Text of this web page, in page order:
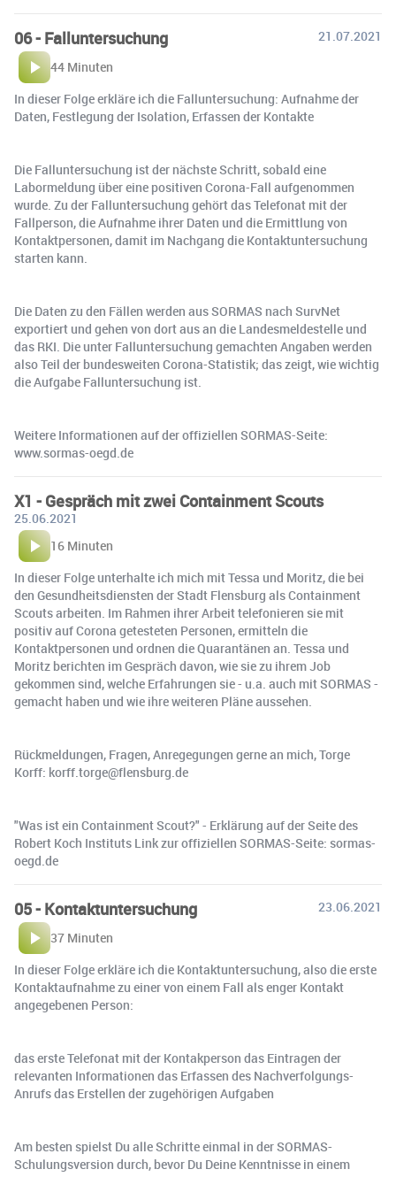
06 - Falluntersuchung
21.07.2021
44 Minuten
In dieser Folge erkläre ich die Falluntersuchung: Aufnahme der
Daten, Festlegung der Isolation, Erfassen der Kontakte
Die Falluntersuchung ist der nächste Schritt, sobald eine
Labormeldung über eine positiven Corona-Fall aufgenommen
wurde. Zu der Falluntersuchung gehört das Telefonat mit der
Fallperson, die Aufnahme ihrer Daten und die Ermittlung von
Kontaktpersonen, damit im Nachgang die Kontaktuntersuchung
starten kann.
Die Daten zu den Fällen werden aus SORMAS nach SurvNet
exportiert und gehen von dort aus an die Landesmeldestelle und
das RKI. Die unter Falluntersuchung gemachten Angaben werden
also Teil der bundesweiten Corona-Statistik; das zeigt, wie wichtig
die Aufgabe Falluntersuchung ist.
Weitere Informationen auf der offiziellen SORMAS-Seite:
www.sormas-oegd.de
X1 - Gespräch mit zwei Containment Scouts
25.06.2021
16 Minuten
In dieser Folge unterhalte ich mich mit Tessa und Moritz, die bei
den Gesundheitsdiensten der Stadt Flensburg als Containment
Scouts arbeiten. Im Rahmen ihrer Arbeit telefonieren sie mit
positiv auf Corona getesteten Personen, ermitteln die
Kontaktpersonen und ordnen die Quarantänen an. Tessa und
Moritz berichten im Gespräch davon, wie sie zu ihrem Job
gekommen sind, welche Erfahrungen sie - u.a. auch mit SORMAS -
gemacht haben und wie ihre weiteren Pläne aussehen.
Rückmeldungen, Fragen, Anregegungen gerne an mich, Torge
Korff: korff.torge@flensburg.de
"Was ist ein Containment Scout?" - Erklärung auf der Seite des
Robert Koch Instituts Link zur offiziellen SORMAS-Seite: sormas-
oegd.de
05 - Kontaktuntersuchung
23.06.2021
37 Minuten
In dieser Folge erkläre ich die Kontaktuntersuchung, also die erste
Kontaktaufnahme zu einer von einem Fall als enger Kontakt
angegebenen Person:
das erste Telefonat mit der Kontakperson das Eintragen der
relevanten Informationen das Erfassen des Nachverfolgungs-
Anrufs das Erstellen der zugehörigen Aufgaben
Am besten spielst Du alle Schritte einmal in der SORMAS-
Schulungsversion durch, bevor Du Deine Kenntnisse in einem